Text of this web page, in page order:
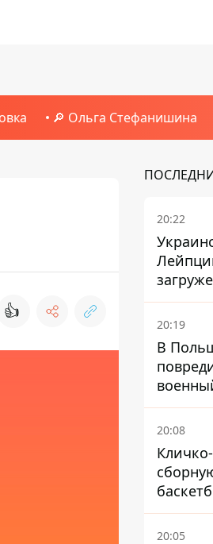
🔎 Ольга Стефанишина
👍
20:22
20:19
В
20:08
20:05